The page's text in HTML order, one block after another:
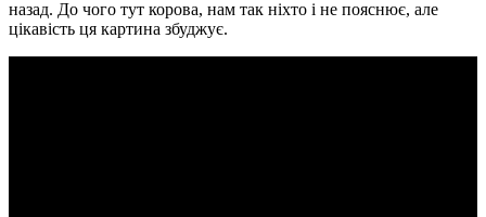
назад. До чого тут корова, нам так ніхто і не пояснює, але
цікавість ця картина збуджує.